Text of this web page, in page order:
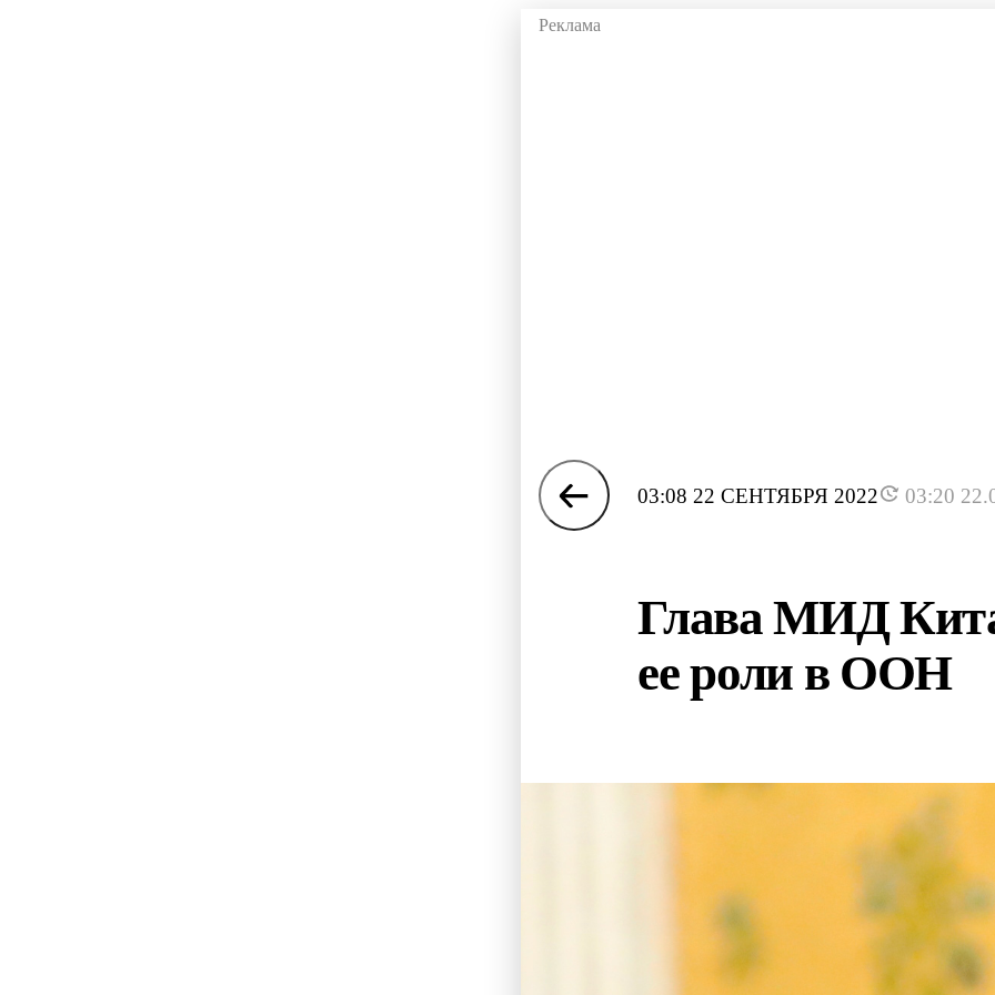
03:08 22 СЕНТЯБРЯ 2022 03:20
Глава МИД
ее роли в ООН